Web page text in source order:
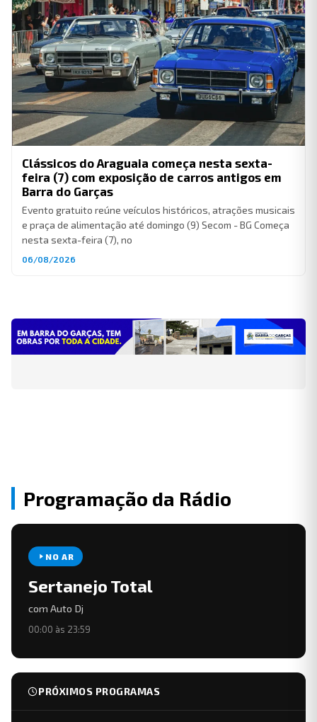
Clássicos do Araguaia começa nesta sexta-
feira (7) com exposição de carros antigos em
Barra do Garças
Evento gratuito reúne veículos históricos, atrações musicais
e praça de alimentação até domingo (9) Secom - BG Começa
nesta sexta-feira (7), no
06/08/2026
Programação da Rádio
NO AR
Sertanejo Total
com Auto Dj
00:00 às 23:59
PRÓXIMOS PROGRAMAS